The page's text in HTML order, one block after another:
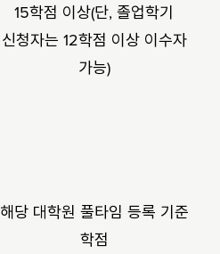
15학점 이상(단, 졸업학기
신청자는 12학점 이상 이수자
가능)
해당 대학원 풀타임 등록 기준
학점